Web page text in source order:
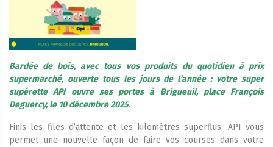
Bardée de bois, avec tous vos produits du quotidien à prix
supermarché, ouverte tous les jours de l’année : votre super
supérette API ouvre ses portes à Brigueuil, place François
Deguercy, le 10 décembre 2025.
Finis les files d’attente et les kilomètres superflus, API vous
permet une nouvelle façon de faire vos courses dans votre